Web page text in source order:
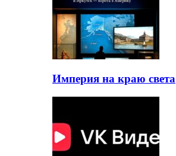
Империя на краю света